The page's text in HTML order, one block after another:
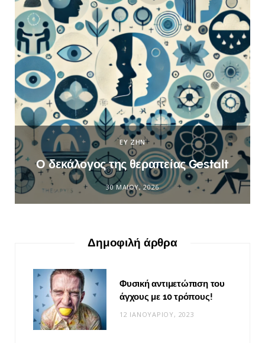
ΕΥ ΖΗΝ
Ο δεκάλογος της θεραπείας Gestalt
30 ΜΑΪ́ΟΥ, 2026
Δημοφιλή άρθρα
Φυσική αντιμετώπιση του
άγχους με 10 τρόπους!
12 ΙΑΝΟΥΑΡΊΟΥ, 2023